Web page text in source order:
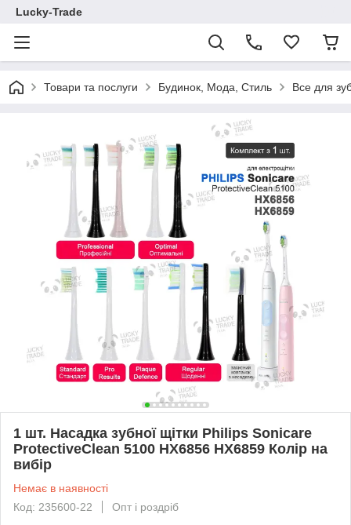
Lucky-Trade
Товари та послуги Будинок, Мода, Стиль Все для
1 шт. Насадка зубної щітки Philips Sonicare
ProtectiveClean 5100 HX6856 HX6859 Колір на
вибір
Немає в наявності
Код: 235600-22
Опт і роздріб